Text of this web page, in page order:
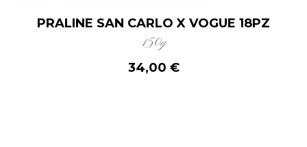
PRALINE SAN CARLO X VOGUE 18PZ
150g
34,00 €